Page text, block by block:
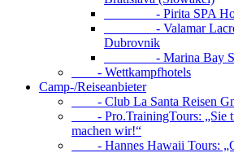
- Pirita SPA Hotel
- Valamar
Dubrovnik
- Marina Bay
- Wettkampfhotels
Camp-/Reiseanbieter
- Club La Santa Reisen
- Pro.TrainingTours: „Sie
machen wir!“
- Hannes Hawaii Tours: